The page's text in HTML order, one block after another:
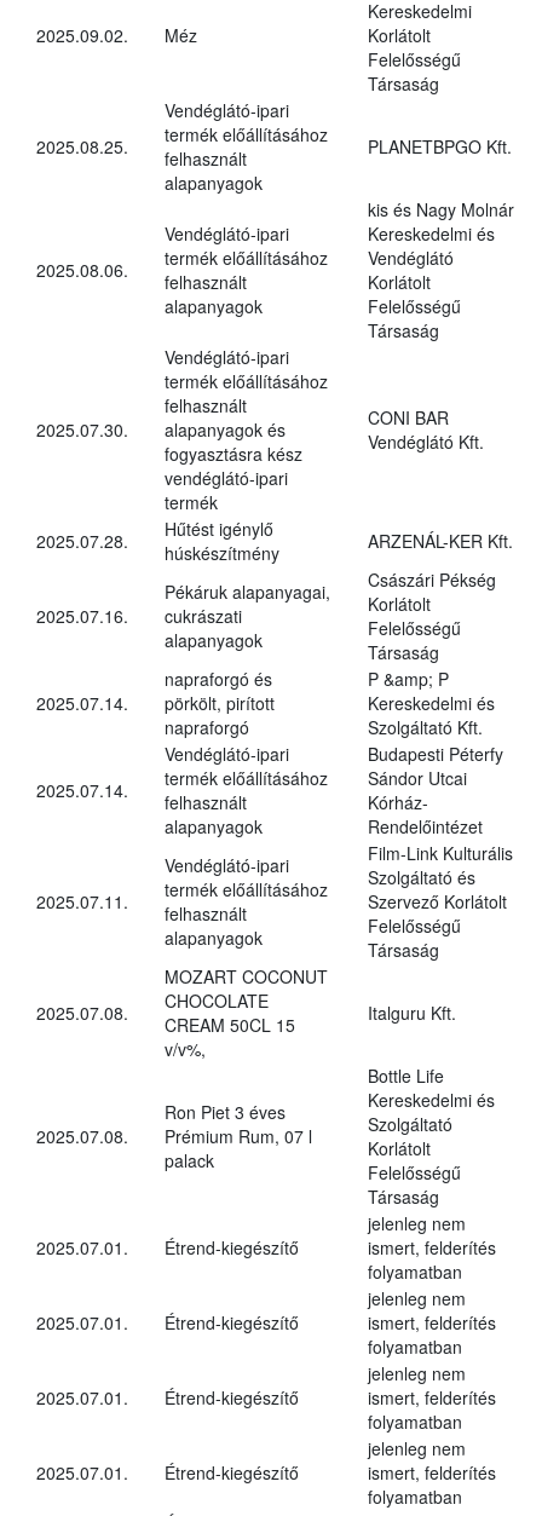
2025.09.02. Méz
Kereskedelmi
Korlátolt
Felelősségű
Társaság
2025.08.25.
Vendéglátó-ipari
termék előállításához
felhasznált
alapanyagok
PLANETBPGO Kft.
2025.08.06.
Vendéglátó-ipari
termék előállításához
felhasznált
alapanyagok
kis és Nagy Molnár
Kereskedelmi és
Vendéglátó
Korlátolt
Felelősségű
Társaság
2025.07.30.
Vendéglátó-ipari
termék előállításához
felhasznált
alapanyagok és
fogyasztásra kész
vendéglátó-ipari
termék
CONI BAR
Vendéglátó Kft.
2025.07.28.
Hűtést igénylő
húskészítmény
ARZENÁL-KER Kft.
2025.07.16.
Pékáruk alapanyagai,
cukrászati
alapanyagok
Császári Pékség
Korlátolt
Felelősségű
Társaság
2025.07.14.
napraforgó és
pörkölt, pirított
napraforgó
P &amp; P
Kereskedelmi és
Szolgáltató Kft.
2025.07.14.
Vendéglátó-ipari
termék előállításához
felhasznált
alapanyagok
Budapesti Péterfy
Sándor Utcai
Kórház-
Rendelőintézet
2025.07.11.
Vendéglátó-ipari
termék előállításához
felhasznált
alapanyagok
Film-Link Kulturális
Szolgáltató és
Szervező Korlátolt
Felelősségű
Társaság
2025.07.08.
MOZART COCONUT
CHOCOLATE
CREAM 50CL 15
v/v%,
Italguru Kft.
2025.07.08.
Ron Piet 3 éves
Prémium Rum, 07 l
palack
Bottle Life
Kereskedelmi és
Szolgáltató
Korlátolt
Felelősségű
Társaság
2025.07.01. Étrend-kiegészítő
jelenleg nem
ismert, felderítés
folyamatban
2025.07.01. Étrend-kiegészítő
jelenleg nem
ismert, felderítés
folyamatban
2025.07.01. Étrend-kiegészítő
jelenleg nem
ismert, felderítés
folyamatban
2025.07.01. Étrend-kiegészítő
jelenleg nem
ismert, felderítés
folyamatban